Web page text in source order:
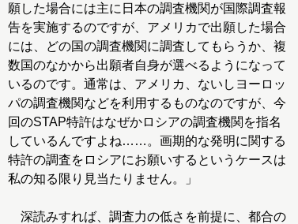
願した場合には主に日本の調査機関が国際調査報
告を実施するのですが、アメリカで出願した場合
には、どの国の調査機関に調査してもらうか、複
数国のなかから出願者自身が選べるようになって
いるのです。通常は、アメリカ、ないしヨーロッ
パの調査機関などを利用するものなのですが、今
回のSTAP特許はなぜかロシアの調査機関を指名
しているんですよね……。画期的な発明に関する
特許の調査をロシアにお願いするというケースは
私の知る限り見当たりません。」
深読みすれば、調査力の低さを前提に、都合の